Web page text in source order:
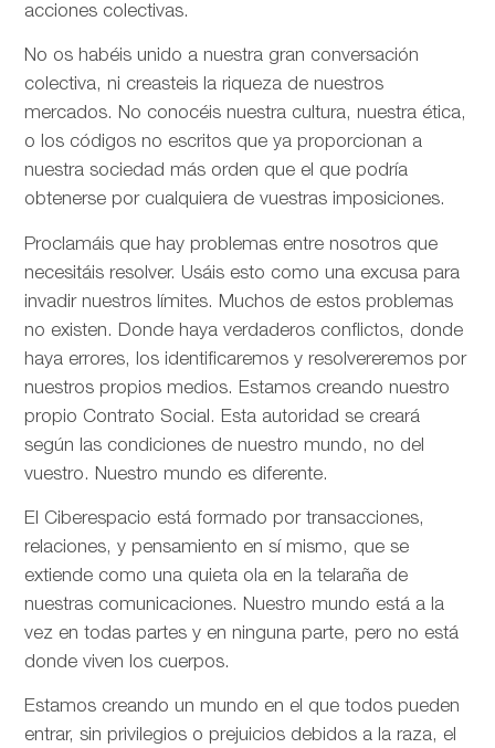
acciones colectivas.
No os habéis unido a nuestra gran conversación
colectiva, ni creasteis la riqueza de nuestros
mercados. No conocéis nuestra cultura, nuestra ética,
o los códigos no escritos que ya proporcionan a
nuestra sociedad más orden que el que podría
obtenerse por cualquiera de vuestras imposiciones.
Proclamáis que hay problemas entre nosotros que
necesitáis resolver. Usáis esto como una excusa para
invadir nuestros límites. Muchos de estos problemas
no existen. Donde haya verdaderos conflictos, donde
haya errores, los identificaremos y resolvereremos por
nuestros propios medios. Estamos creando nuestro
propio Contrato Social. Esta autoridad se creará
según las condiciones de nuestro mundo, no del
vuestro. Nuestro mundo es diferente.
El Ciberespacio está formado por transacciones,
relaciones, y pensamiento en sí mismo, que se
extiende como una quieta ola en la telaraña de
nuestras comunicaciones. Nuestro mundo está a la
vez en todas partes y en ninguna parte, pero no está
donde viven los cuerpos.
Estamos creando un mundo en el que todos pueden
entrar, sin privilegios o prejuicios debidos a la raza, el